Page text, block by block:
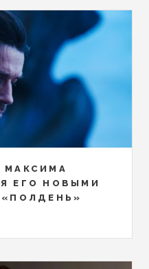
ЕГО НОВЫМИ